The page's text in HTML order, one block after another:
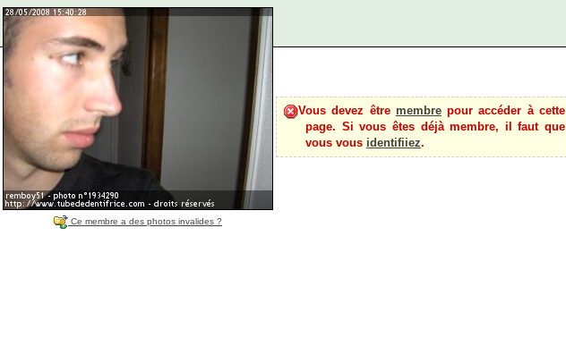
Ce membre a des photos invalides ?
Vous devez être membrepour accéder à cette
page. Si vous êtes déjà membre, il faut que
vous vous identifiiez.